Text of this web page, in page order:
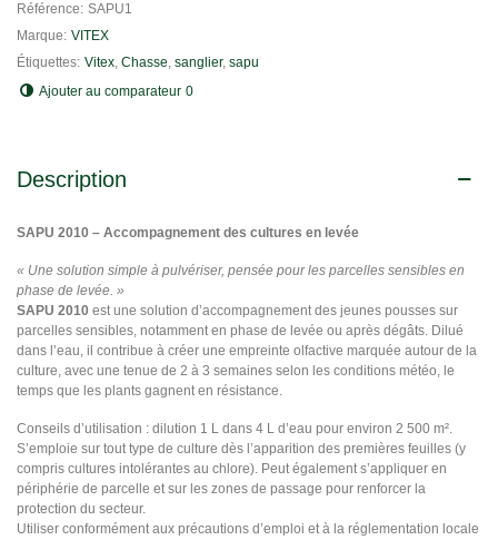
Référence: SAPU1
Marque: VITEX
Étiquettes: Vitex, Chasse, sanglier, sapu
Ajouter au comparateur 0
Description
SAPU 2010 – Accompagnement des cultures en levée
« Une solution simple à pulvériser, pensée pour les parcelles sensibles en
phase de levée. »
SAPU 2010 est une solution d’accompagnement des jeunes pousses sur
parcelles sensibles, notamment en phase de levée ou après dégâts. Dilué
dans l’eau, il contribue à créer une empreinte olfactive marquée autour de la
culture, avec une tenue de 2 à 3 semaines selon les conditions météo, le
temps que les plants gagnent en résistance.
Conseils d’utilisation : dilution 1 L dans 4 L d’eau pour environ 2 500 m².
S’emploie sur tout type de culture dès l’apparition des premières feuilles (y
compris cultures intolérantes au chlore). Peut également s’appliquer en
périphérie de parcelle et sur les zones de passage pour renforcer la
protection du secteur.
Utiliser conformément aux précautions d’emploi et à la réglementation locale